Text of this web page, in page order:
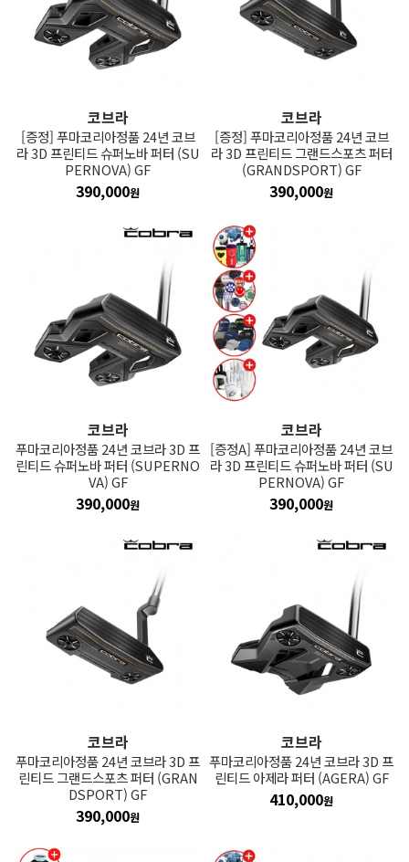
코브라
[증정] 푸마코리아정품 24년 코브
라 3D 프린티드 슈퍼노바 퍼터 (SU
PERNOVA) GF
390,000원
코브라
[증정] 푸마코리아정품 24년 코브
라 3D 프린티드 그랜드스포츠 퍼터
(GRANDSPORT) GF
390,000원
코브라
푸마코리아정품 24년 코브라 3D 프
린티드 슈퍼노바 퍼터 (SUPERNO
VA) GF
390,000원
코브라
[증정A] 푸마코리아정품 24년 코브
라 3D 프린티드 슈퍼노바 퍼터 (SU
PERNOVA) GF
390,000원
코브라
푸마코리아정품 24년 코브라 3D 프
린티드 그랜드스포츠 퍼터 (GRAN
DSPORT) GF
390,000원
코브라
푸마코리아정품 24년 코브라 3D 프
린티드 아제라 퍼터 (AGERA) GF
410,000원